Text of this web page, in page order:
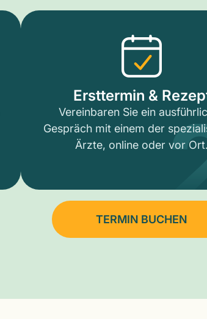
Ersttermin &
Vereinbaren Sie ein
Gespräch mit einem der
Ärzte, online oder vor Ort.
TERMIN BUCHEN